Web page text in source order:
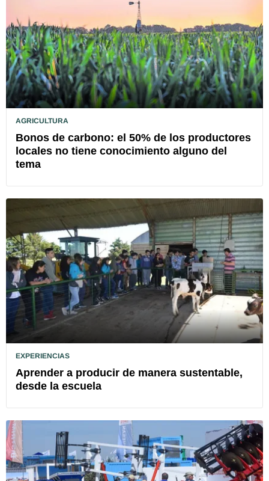
AGRICULTURA
Bonos de carbono: el 50% de los productores
locales no tiene conocimiento alguno del
tema
EXPERIENCIAS
Aprender a producir de manera sustentable,
desde la escuela